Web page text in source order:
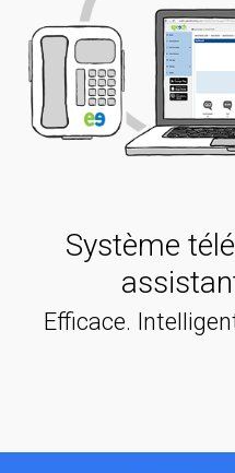
Système
Efficace.